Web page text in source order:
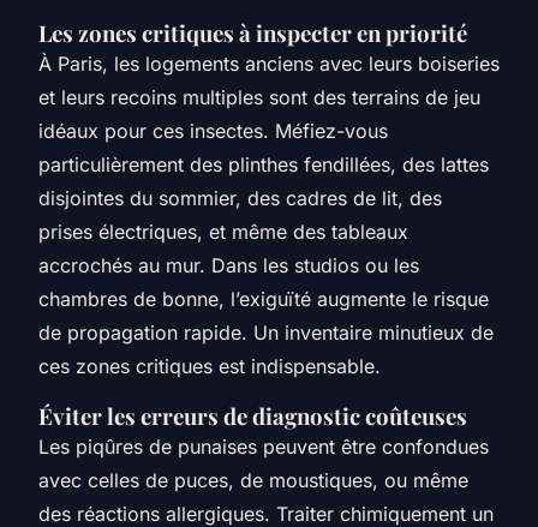
Les zones critiques à inspecter en priorité
À Paris, les logements anciens avec leurs boiseries
et leurs recoins multiples sont des terrains de jeu
idéaux pour ces insectes. Méfiez-vous
particulièrement des plinthes fendillées, des lattes
disjointes du sommier, des cadres de lit, des
prises électriques, et même des tableaux
accrochés au mur. Dans les studios ou les
chambres de bonne, l’exiguïté augmente le risque
de propagation rapide. Un inventaire minutieux de
ces zones critiques est indispensable.
Éviter les erreurs de diagnostic coûteuses
Les piqûres de punaises peuvent être confondues
avec celles de puces, de moustiques, ou même
des réactions allergiques. Traiter chimiquement un